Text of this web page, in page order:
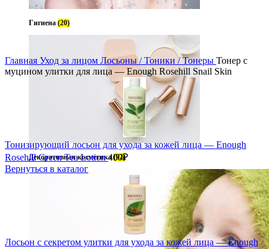
Гигиена (20)
Декоративная косметика(92)
Главная Уход за лицом Лосьоны / Тоники / Тонеры Тонер с
муцином улитки для лица — Enough Rosehill Snail Skin
Тонизирующий лосьон для ухода за кожей лица — Enough
Rosehill Green Tea Lotion400₽
Вернуться в каталог
Лосьон с секретом улитки для ухода за кожей лица — Enough